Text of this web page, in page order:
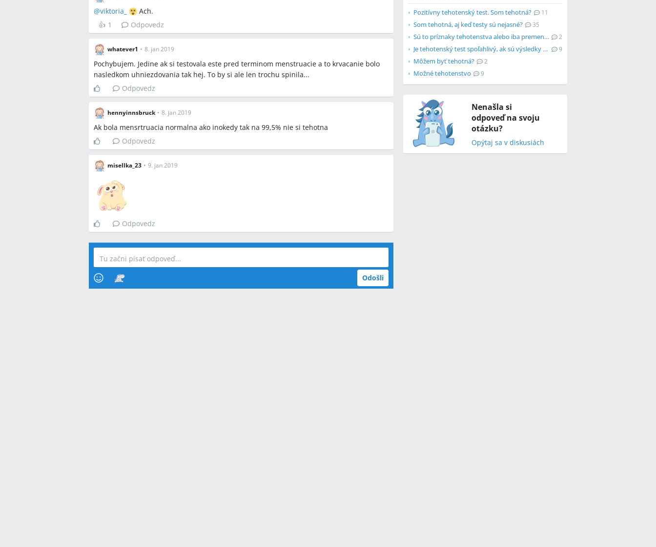
@viktoria_
Ach.
👍 1 Odpovedz
whatever1 • 8. jan 2019
Pochybujem. Jedine ak si testovala este pred terminom menstruacie a to krvacanie bolo
nasledkom uhniezdovania tak hej. To by si ale len trochu spinila...
Odpovedz
hennyinnsbruck • 8. jan 2019
Ak bola mensrtruacia normalna ako inokedy tak na 99,5% nie si tehotna
Odpovedz
misellka_23 • 9. jan 2019
Odpovedz
Odošli
Pozitívny tehotenský test. Som tehotná? 11
Som tehotná, aj keď testy sú nejasné? 35
Sú to príznaky tehotenstva alebo iba premenštruačný syndróm? 2
Je tehotenský test spoľahlivý, ak sú výsledky rozdielne? 9
Môžem byť tehotná? 2
Možné tehotenstvo 9
Nenašla si
odpoveď na svoju
otázku?
Opýtaj sa v diskusiách